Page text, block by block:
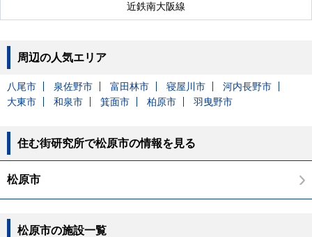
近鉄南大阪線
周辺の人気エリア
八尾市 泉佐野市 富田林市 寝屋川市
河内長野市
大東市
和泉市 箕面市 柏原市 羽曳野市
住む街研究所で松原市の情報を見る
松原市
松原市の施設一覧